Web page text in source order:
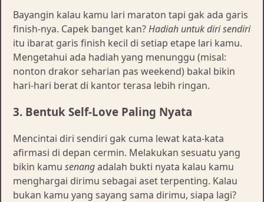
Bayangin kalau kamu lari maraton tapi gak ada garis
finish-nya. Capek banget kan?Hadiah untuk diri sendiri
itu ibarat garis finish kecil di setiap etape lari kamu.
Mengetahui ada hadiah yang menunggu (misal:
nonton drakor seharian pas weekend) bakal bikin
hari-hari berat di kantor terasa lebih ringan.
3. Bentuk Self-Love Paling Nyata
Mencintai diri sendiri gak cuma lewat kata-kata
afirmasi di depan cermin. Melakukan sesuatu yang
bikin kamu senangadalah bukti nyata kalau kamu
menghargai dirimu sebagai aset terpenting. Kalau
bukan kamu yang sayang sama dirimu, siapa lagi?